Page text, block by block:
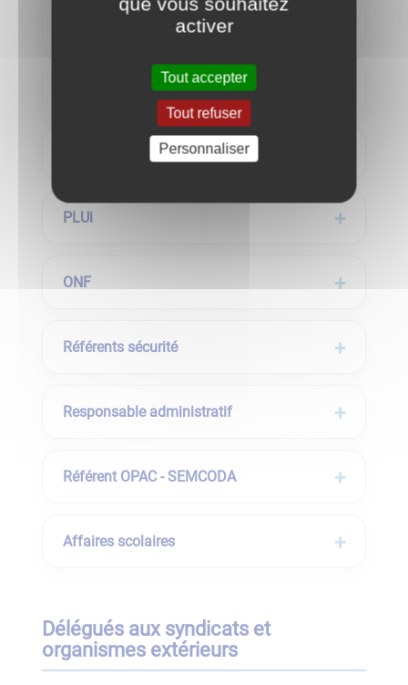
PLUi
ONF
Référents sécurité
Responsable administratif
Référent OPAC - SEMCODA
Affaires scolaires
Délégués aux syndicats et
organismes extérieurs
activer
Tout accepter
Tout refuser
Personnaliser